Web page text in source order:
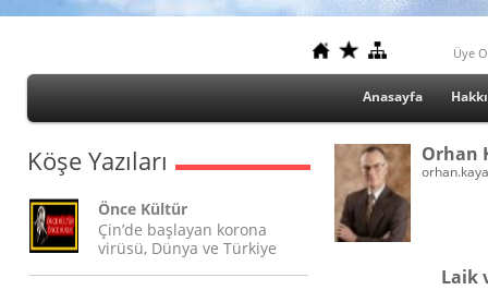
Üye
Anasayfa
Köşe Yazıları
Önce Kültür
Çin’de başlayan korona
virüsü, Dünya ve Türkiye
Orhan
Laik